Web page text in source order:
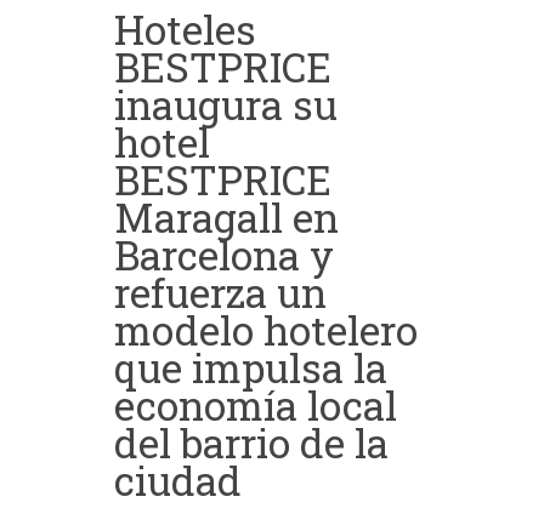
Hoteles
BESTPRICE
inaugura su
hotel
BESTPRICE
Maragall en
Barcelona y
refuerza un
modelo hotelero
que impulsa la
economía local
del barrio de la
ciudad